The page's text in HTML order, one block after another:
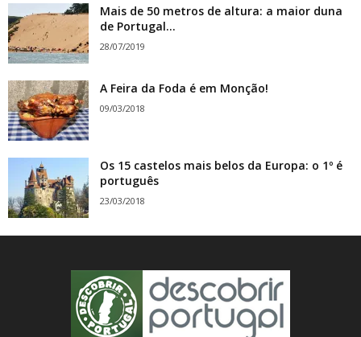
Mais de 50 metros de altura: a maior duna
de Portugal...
28/07/2019
A Feira da Foda é em Monção!
09/03/2018
Os 15 castelos mais belos da Europa: o 1º é
português
23/03/2018